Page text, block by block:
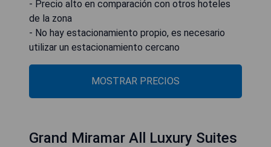
- Precio alto en comparación con otros hoteles
de la zona
- No hay estacionamiento propio, es necesario
utilizar un estacionamiento cercano
MOSTRAR PRECIOS
Grand Miramar All Luxury Suites